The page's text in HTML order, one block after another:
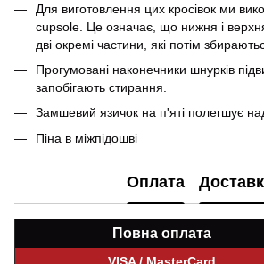
Для виготовлення цих кросівок ми
cupsole. Це означає, що нижня і
дві окремі частини, які потім
Прогумовані наконечники шнурків
запобігають стирання.
Замшевий язичок на п'яті полегшує
Піна в міжпідошві
Оплата
Повна оплата
VISA / MasterCard